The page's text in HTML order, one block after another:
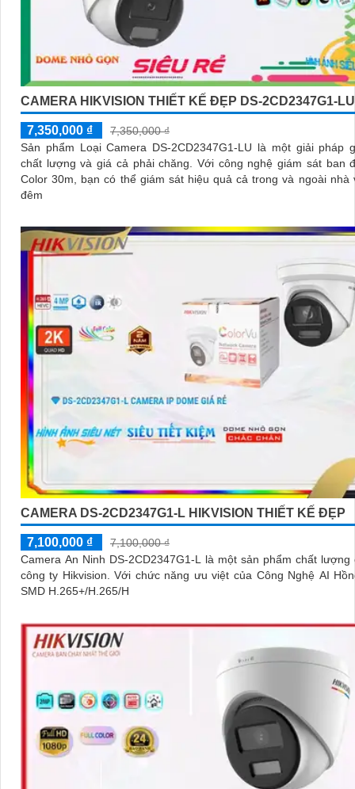
CAMERA HIKVISION THIẾT KẾ ĐẸP DS-2CD2347G1-LU
7,350,000 ₫
7,350,000 ₫
Sản phẩm Loại Camera DS-2CD2347G1-LU là một giải pháp
chất lượng và giá cả phải chăng. Với công nghệ giám sát ban đêm Full
Color 30m, bạn có thể giám sát hiệu quả cả trong và ngoài nhà
đêm
CAMERA DS-2CD2347G1-L HIKVISION THIẾT KẾ ĐẸP
7,100,000 ₫
7,100,000 ₫
Camera An Ninh DS-2CD2347G1-L là một sản phẩm chất lượng
công ty Hikvision. Với chức năng ưu việt của Công Nghệ AI Hồng Ngoại
SMD H.265+/H.265/H